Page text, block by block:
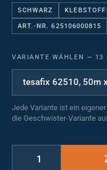
SCHWARZ
ART.-NR. 625106000815
VARIANTE WÄHLEN — 13
Jede Variante ist ein
die Geschwister-Variante